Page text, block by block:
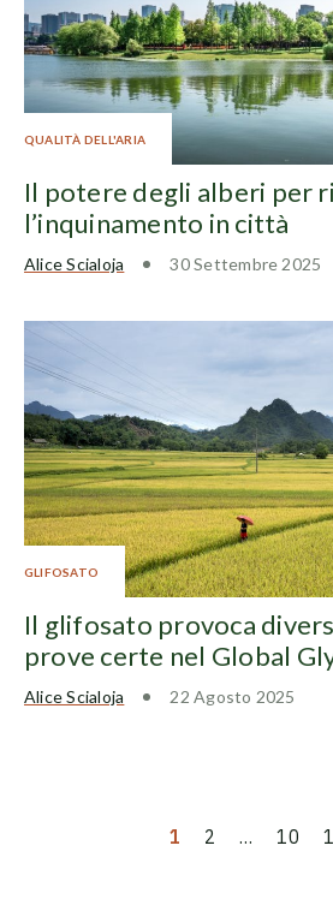
QUALITÀ DELL'ARIA
Il potere degli alberi per
l’inquinamento in città
Alice Scialoja 30 Settembre 2025
GLIFOSATO
Il glifosato provoca
prove certe nel Global
Alice Scialoja 22 Agosto 2025
1 2 … 10